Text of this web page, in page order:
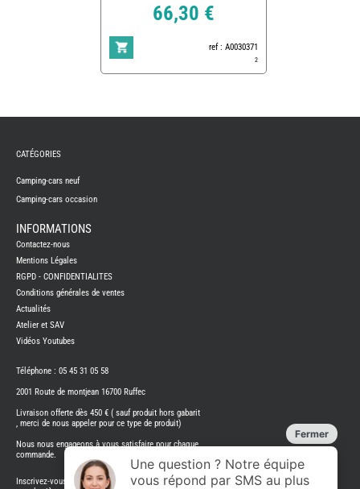
66,30 €
ref : A0030371
2
CAMPING-
NEUFS
CAMPING-
CAMPING-
BENIMAR
CAMPING-
CARADO
CAMPING-
ITINEO
CAMPING-
OCCASION
CARADO
NEUFS
CATÉGORIES
Camping-cars neuf
Camping-cars occasion
INFORMATIONS
Contactez-nous
Mentions Légales
RGPD - CONFIDENTIALITES
Conditions générales de ventes
Actualités
Atelier et SAV
Vidéos Youtubes
Téléphone : 05 45 31 05 58
2001 Route de montjean 16700 Ruffec
Livraison offerte dès 450 € ( sauf produit hors gabarit
, merci de nous appeler pour ce type de produit)
Nous nous engageons à vous satisfaire pour chaque
commande.
Inscrivez-vous à notre bulletin d'information Restez au courant de